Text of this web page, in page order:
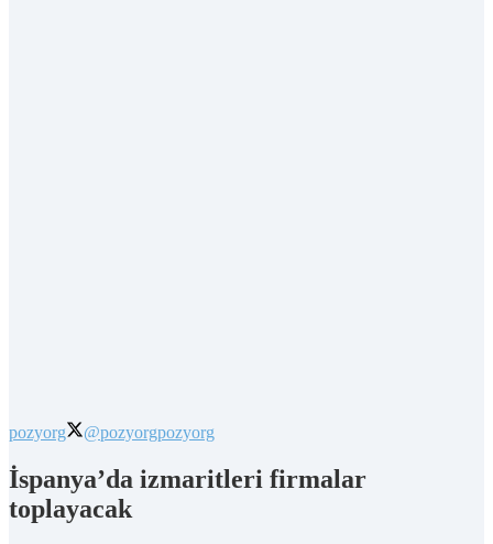
pozyorg @pozyorgpozyorg
İspanya’da izmaritleri firmalar
toplayacak